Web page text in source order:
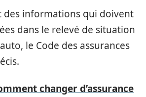
des informations qui doivent
dans le relevé de situation
le Code des assurances
changer d’assurance